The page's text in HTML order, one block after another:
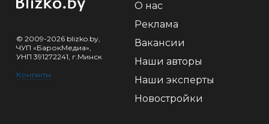
© 2009-2026 blizko.by,
ЧУП «БарокМедиа»,
УНП 391272241, г.Минск
Контакты
О нас
Реклама
Вакансии
Наши авторы
Наши эксперты
Новостройки